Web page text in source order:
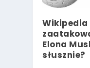
Wikipedia
Elona
słusznie?